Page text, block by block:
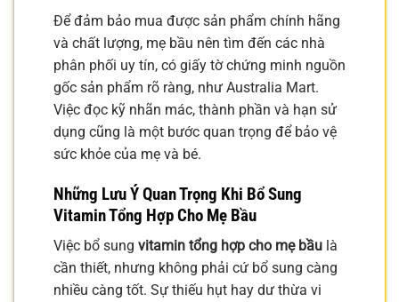
Để đảm bảo mua được sản phẩm chính hãng
và chất lượng, mẹ bầu nên tìm đến các nhà
phân phối uy tín, có giấy tờ chứng minh nguồn
gốc sản phẩm rõ ràng, như Australia Mart.
Việc đọc kỹ nhãn mác, thành phần và hạn sử
dụng cũng là một bước quan trọng để bảo vệ
sức khỏe của mẹ và bé.
Những Lưu Ý Quan Trọng Khi Bổ Sung
Vitamin Tổng Hợp Cho Mẹ Bầu
Việc bổ sung vitamin tổng hợp cho mẹ bầu là
cần thiết, nhưng không phải cứ bổ sung càng
nhiều càng tốt. Sự thiếu hụt hay dư thừa vi